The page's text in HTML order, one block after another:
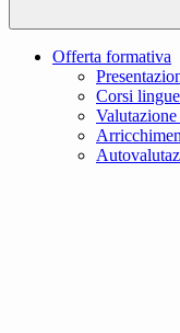
Offerta formativa
Corsi